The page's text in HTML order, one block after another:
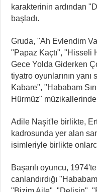
karakterinin ardından
başladı.
Gruda, "Ah Evlendim
"Papaz Kaçtı", "Hisseli
Gece Yolda Giderken
tiyatro oyunlarının
Kabare", "Hababam
Hürmüz" müzikallerinde
Adile Naşit'le birlikte,
kadrosunda yer alan
isimleriyle birlikte
Başarılı oyuncu,
canlandırdığı